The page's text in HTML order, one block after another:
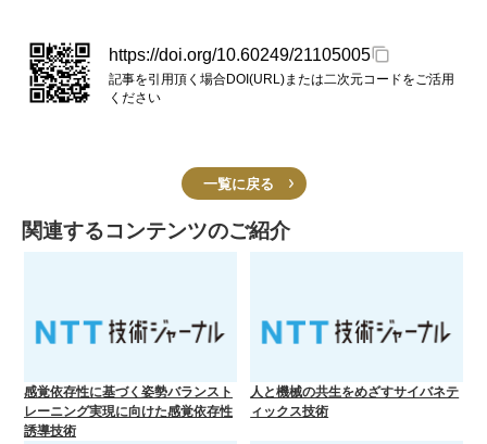
https://doi.org/10.60249/21105005
記事を引用頂く場合DOI(URL)または二次元コードをご活用
ください
一覧に戻る
関連するコンテンツのご紹介
感覚依存性に基づく姿勢バランスト
レーニング実現に向けた感覚依存性
誘導技術
人と機械の共生をめざすサイバネテ
ィックス技術